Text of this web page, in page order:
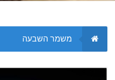
משמר השבעה